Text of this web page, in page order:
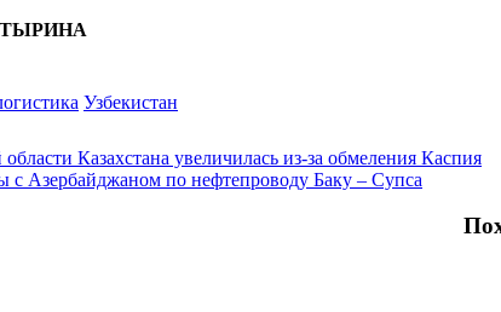
Узбекистан
Казахстана увеличилась из-за обмеления Каспия
с Азербайджаном по нефтепроводу Баку – Супса